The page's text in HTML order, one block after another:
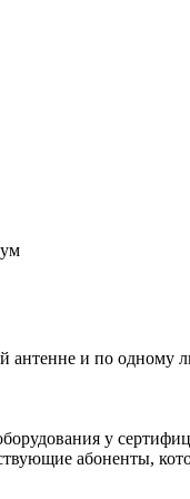
и по одному
у
абоненты,